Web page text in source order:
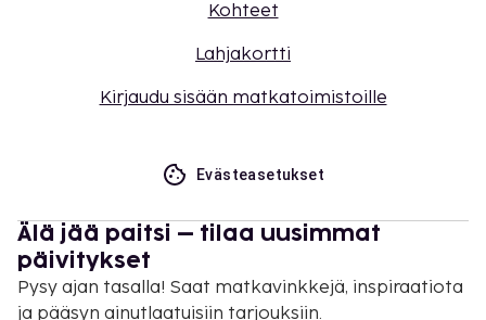
Kohteet
Lahjakortti
Kirjaudu sisään matkatoimistoille
Evästeasetukset
Älä jää paitsi – tilaa uusimmat
päivitykset
Pysy ajan tasalla! Saat matkavinkkejä, inspiraatiota
ja pääsyn ainutlaatuisiin tarjouksiin.